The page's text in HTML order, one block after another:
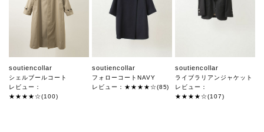
soutiencollar
シェルブールコート
レビュー：
★★★★☆(100)
soutiencollar
フォローコートNAVY
レビュー：★★★★☆(85)
soutiencollar
ライブラリアンジャケット
レビュー：
★★★★☆(107)